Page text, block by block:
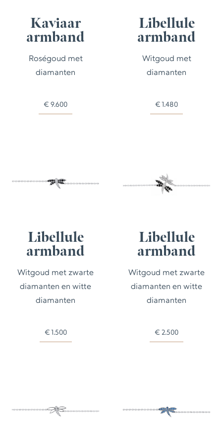
Kaviaar
armband
Roségoud met
diamanten
€ 9.600
Libellule
armband
Witgoud met
diamanten
€ 1.480
Libellule
armband
Witgoud met zwarte
diamanten en witte
diamanten
€ 1.500
Libellule
armband
Witgoud met zwarte
diamanten en witte
diamanten
€ 2.500